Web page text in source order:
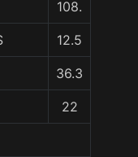
108.
12.5
36.3
22